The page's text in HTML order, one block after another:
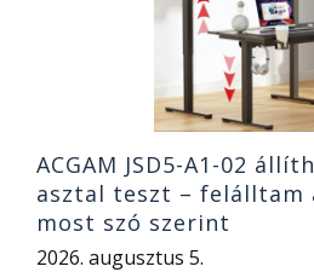
ACGAM JSD5-A1-02
asztal teszt – felálltam
most szó szerint
2026. augusztus 5.